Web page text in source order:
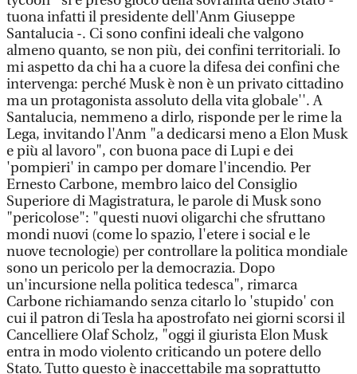
tuona infatti il presidente dell'Anm Giuseppe
Santalucia -. Ci sono confini ideali che valgono
almeno quanto, se non più, dei confini territoriali. Io
mi aspetto da chi ha a cuore la difesa dei confini che
intervenga: perché Musk è non è un privato cittadino
ma un protagonista assoluto della vita globale''. A
Santalucia, nemmeno a dirlo, risponde per le rime la
Lega, invitando l'Anm "a dedicarsi meno a Elon Musk
e più al lavoro", con buona pace di Lupi e dei
'pompieri' in campo per domare l'incendio. Per
Ernesto Carbone, membro laico del Consiglio
Superiore di Magistratura, le parole di Musk sono
"pericolose": "questi nuovi oligarchi che sfruttano
mondi nuovi (come lo spazio, l'etere i social e le
nuove tecnologie) per controllare la politica mondiale
sono un pericolo per la democrazia. Dopo
un'incursione nella politica tedesca", rimarca
Carbone richiamando senza citarlo lo 'stupido' con
cui il patron di Tesla ha apostrofato nei giorni scorsi il
Cancelliere Olaf Scholz, "oggi il giurista Elon Musk
entra in modo violento criticando un potere dello
Stato. Tutto questo è inaccettabile ma soprattutto